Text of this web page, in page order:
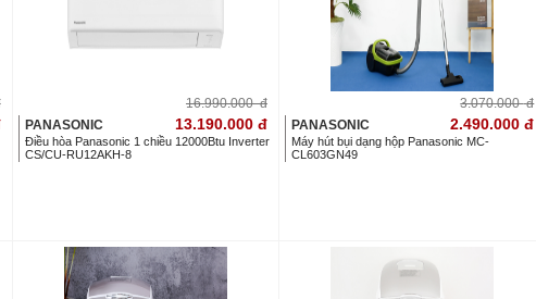
16.990.000 đ
PANASONIC
13.190.000 đ
Điều hòa Panasonic 1 chiều 12000Btu Inverter
CS/CU-RU12AKH-8
3.070.000 đ
PANASONIC
2.490.000 đ
Máy hút bụi dạng hộp Panasonic MC-
CL603GN49